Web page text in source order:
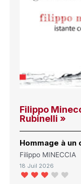
Filippo
Rubinelli »
Hommage à
Filippo MINECCIA
18 Juil 2026